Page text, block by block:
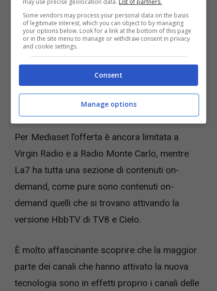
Ma quali sono i canali che si possono
guardare con questa nuova tecnologiae che
quindi nascondono molte novità? Innanzitutto,
i canali che fanno capo alla RAI e quindi Rai 1,
tasto azzurro nei canali RAI,si attiva RaiPlay.
Per Mediaset l’offerta è ancora limitata a
Virgin Radio e a Radio Monte Carlo, mentre
La7 ha tutta una sezione di contenuti on-
demand, come pure sono contenuti on-
demand quelli che si trovano attivando la
versione HbbTV di TV8 e Cielo.
È molto affascinante scoprire che la maggior
parte dei canali che hanno attivato la nuova
tecnologia sono in effetti proprio i canali delle
Some vendors may process your personal data on the basis
of legitimate interest, which you can object to by managing
your options below. Look for a link at the bottom of this page
or in the site menu to manage or withdraw consent in privacy
and cookie settings.
Consent
Manage options